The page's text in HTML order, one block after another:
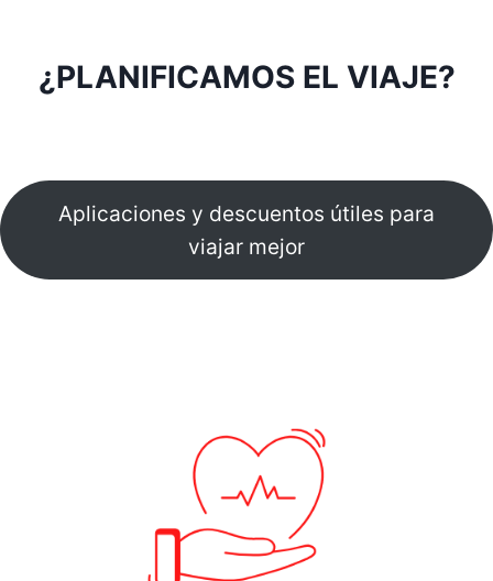
¿PLANIFICAMOS EL VIAJE?
Aplicaciones y descuentos útiles para
viajar mejor